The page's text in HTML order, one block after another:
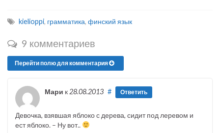
kielioppi, грамматика, финский язык
9 комментариев
Перейти полю для комментария
Мари к 28.08.2013 # Ответить
Девочка, взявшая яблоко с дерева, сидит под леревом и
ест яблоко. – Ну вот..